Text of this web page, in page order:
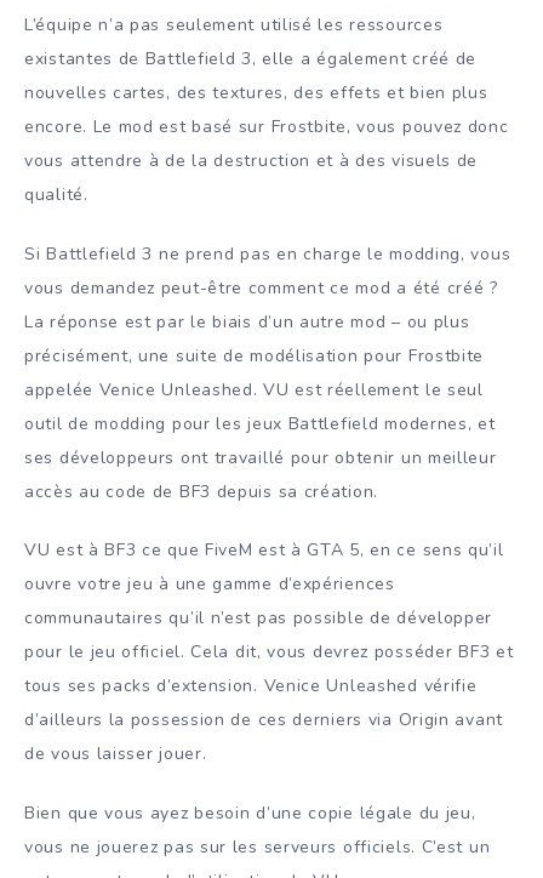
L’équipe n’a pas seulement utilisé les ressources
existantes de Battlefield 3, elle a également créé de
nouvelles cartes, des textures, des effets et bien plus
encore. Le mod est basé sur Frostbite, vous pouvez donc
vous attendre à de la destruction et à des visuels de
qualité.
Si Battlefield 3 ne prend pas en charge le modding, vous
vous demandez peut-être comment ce mod a été créé ?
La réponse est par le biais d’un autre mod – ou plus
précisément, une suite de modélisation pour Frostbite
appelée Venice Unleashed. VU est réellement le seul
outil de modding pour les jeux Battlefield modernes, et
ses développeurs ont travaillé pour obtenir un meilleur
accès au code de BF3 depuis sa création.
VU est à BF3 ce que FiveM est à GTA 5, en ce sens qu’il
ouvre votre jeu à une gamme d’expériences
communautaires qu’il n’est pas possible de développer
pour le jeu officiel. Cela dit, vous devrez posséder BF3 et
tous ses packs d’extension. Venice Unleashed vérifie
d’ailleurs la possession de ces derniers via Origin avant
de vous laisser jouer.
Bien que vous ayez besoin d’une copie légale du jeu,
vous ne jouerez pas sur les serveurs officiels. C’est un